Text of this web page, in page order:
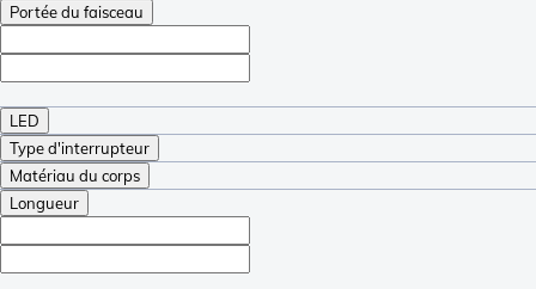
Portée du faisceau
LED
Type d'interrupteur
Matériau du corps
Longueur